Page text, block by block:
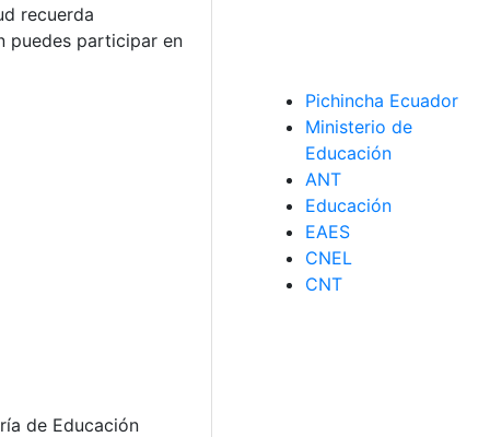
recuerda
puedes participar en
de Educación
Pichincha Ecuador
Ministerio de
Educación
ANT
Educación
EAES
CNEL
CNT